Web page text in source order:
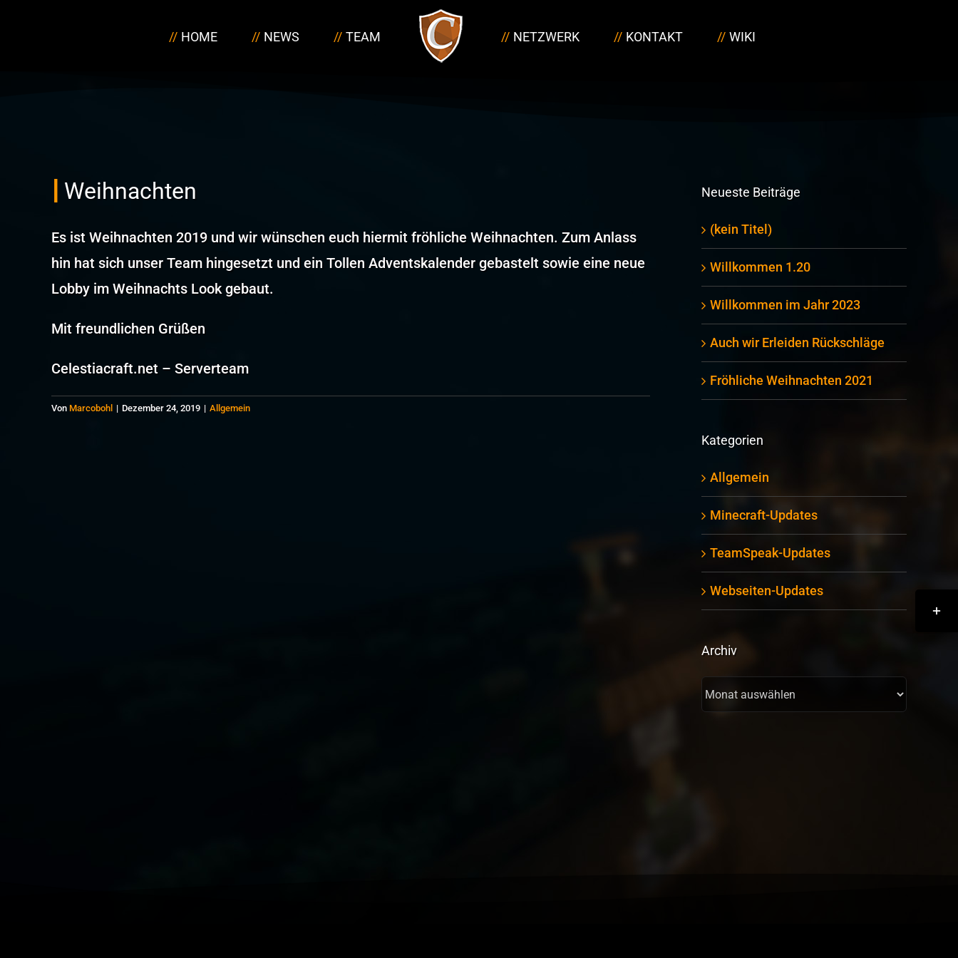
HOME NEWS TEAM NETZWERK KONTAKT WIKI
Weihnachten
Es ist Weihnachten 2019 und wir wünschen euch hiermit fröhliche Weihnachten. Zum Anlass
hin hat sich unser Team hingesetzt und ein Tollen Adventskalender gebastelt sowie eine neue
Lobby im Weihnachts Look gebaut.
Mit freundlichen Grüßen
Celestiacraft.net – Serverteam
Von Marcobohl | Dezember 24, 2019 | Allgemein
Neueste Beiträge
(kein Titel)
Willkommen 1.20
Willkommen im Jahr 2023
Auch wir Erleiden Rückschläge
Fröhliche Weihnachten 2021
Kategorien
Allgemein
Minecraft-Updates
TeamSpeak-Updates
Webseiten-Updates
Archiv
Archiv